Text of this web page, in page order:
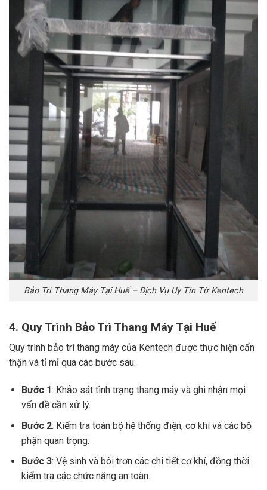
Bảo Trì Thang Máy Tại Huế – Dịch Vụ Uy Tín Từ Kentech
4. Quy Trình Bảo Trì Thang Máy Tại Huế
Quy trình bảo trì thang máy của Kentech được thực hiện cẩn
thận và tỉ mỉ qua các bước sau:
Bước 1: Khảo sát tình trạng thang máy và ghi nhận mọi
vấn đề cần xử lý.
Bước 2: Kiểm tra toàn bộ hệ thống điện, cơ khí và các bộ
phận quan trọng.
Bước 3: Vệ sinh và bôi trơn các chi tiết cơ khí, đồng thời
kiểm tra các chức năng an toàn.